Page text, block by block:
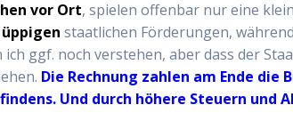
vor Ort, spielen offenbar nur eine
üppigen staatlichen Förderungen,
ggf. noch verstehen, aber dass der
Die Rechnung zahlen am Ende
Und durch höhere Steuern und